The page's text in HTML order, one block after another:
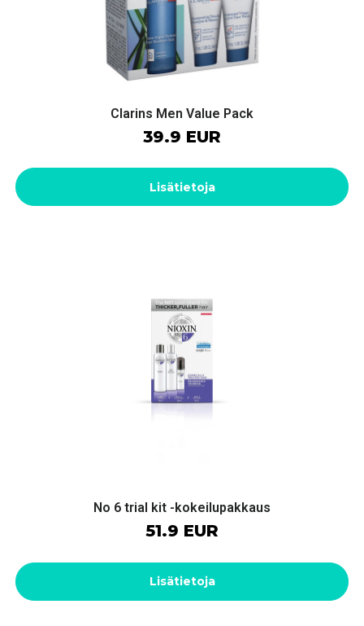
Clarins Men Value Pack
39.9 EUR
Lisätietoja
No 6 trial kit -kokeilupakkaus
51.9 EUR
Lisätietoja